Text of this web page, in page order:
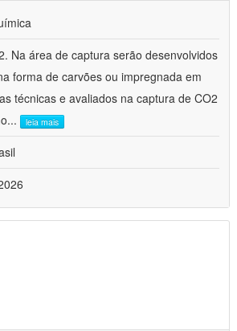
Na área de captura serão desenvolvidos
forma de carvões ou impregnada em
técnicas e avaliados na captura de CO2
... leia mais